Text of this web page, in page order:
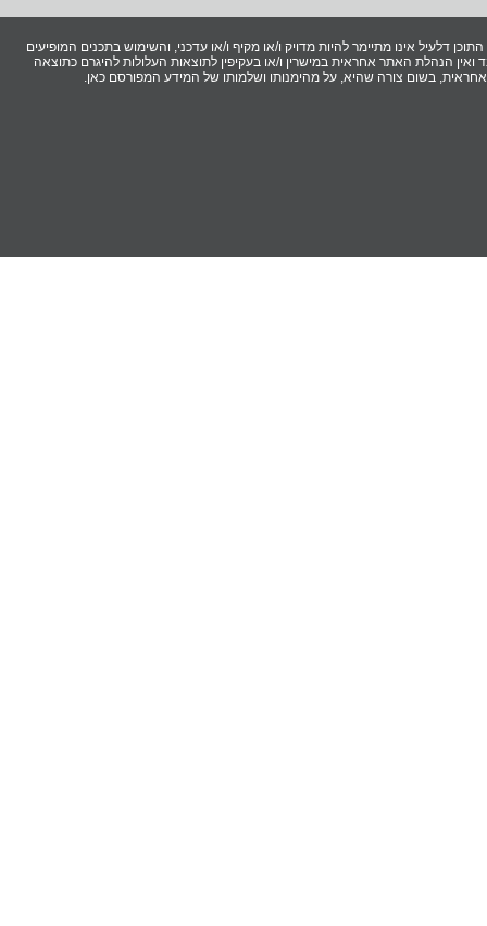
דלעיל אינו מתיימר להיות מדויק ו/או מקיף ו/או עדכני, והשימוש בתכנים המופיעים
הנהלת האתר אחראית במישרין ו/או בעקיפין לתוצאות העלולות להיגרם כתוצאה
בשום צורה שהיא, על מהימנותו ושלמותו של המידע המפורסם כאן.